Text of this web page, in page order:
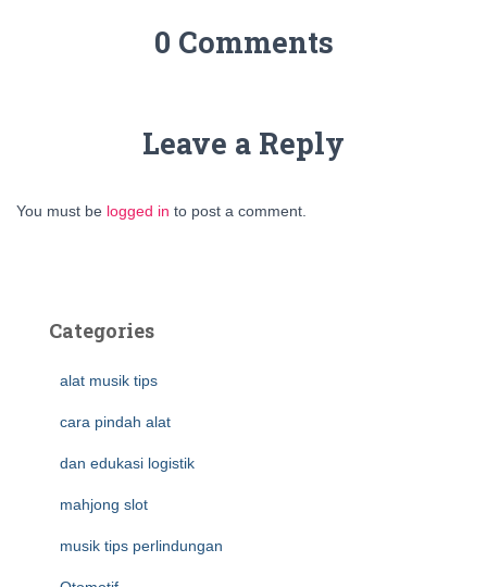
0 Comments
Leave a Reply
You must be logged in to post a comment.
Categories
alat musik tips
cara pindah alat
dan edukasi logistik
mahjong slot
musik tips perlindungan